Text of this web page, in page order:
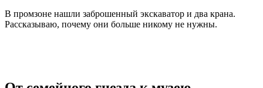
В промзоне нашли заброшенный экскаватор и два крана.
Рассказываю, почему они больше никому не нужны.